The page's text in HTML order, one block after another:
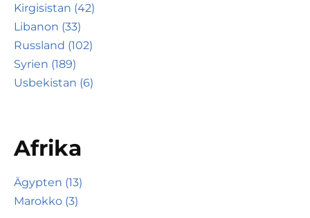
Kirgisistan (42)
Libanon (33)
Russland (102)
Syrien (189)
Usbekistan (6)
Afrika
Ägypten (13)
Marokko (3)